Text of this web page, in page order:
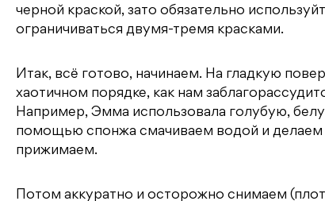
черной краской, зато обязательно
ограничиваться двумя-тремя красками.
Итак, всё готово, начинаем. На гладкую
хаотичном порядке, как нам
Например, Эмма использовала голубую,
помощью спонжа смачиваем водой и делаем
прижимаем.
Потом аккуратно и осторожно снимаем